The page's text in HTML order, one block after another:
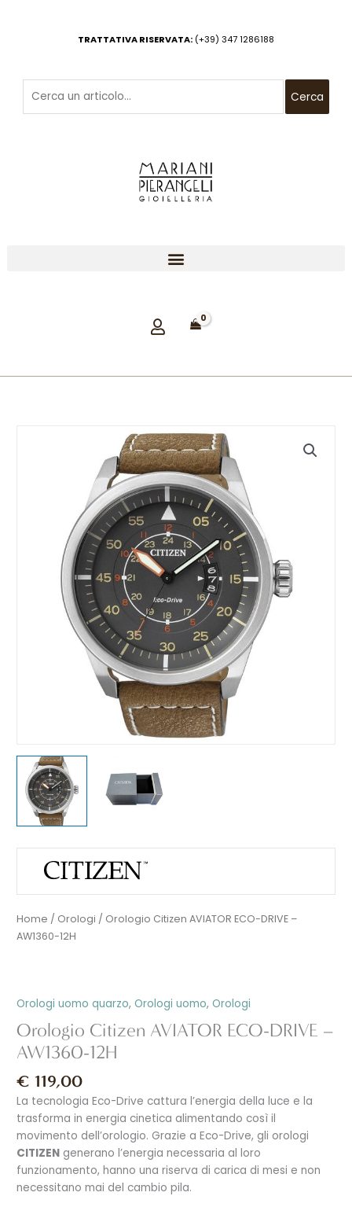
TRATTATIVA RISERVATA: (+39) 347 1286188
Cerca
Home / Orologi / Orologio Citizen AVIATOR ECO-DRIVE –
AW1360-12H
Orologi uomo quarzo,Orologi uomo,Orologi
Orologio Citizen AVIATOR ECO-DRIVE –
AW1360-12H
€ 119,00
La tecnologia Eco-Drive cattura l’energia della luce e la
trasforma in energia cinetica alimentando così il
movimento dell’orologio. Grazie a Eco-Drive, gli orologi
CITIZEN generano l’energia necessaria al loro
funzionamento, hanno una riserva di carica di mesi e non
necessitano mai del cambio pila.